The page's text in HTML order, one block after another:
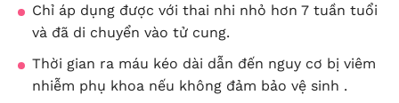
Chỉ áp dụng được với thai nhi nhỏ hơn 7 tuần tuổi
và đã di chuyển vào tử cung.
Thời gian ra máu kéo dài dẫn đến nguy cơ bị viêm
nhiễm phụ khoa nếu không đảm bảo vệ sinh .